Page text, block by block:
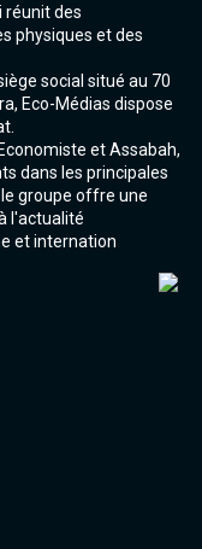
réunit des
physiques et des
social situé au 70
Eco-Médias dispose
et Assabah,
dans les principales
groupe offre une
l'actualité
et internation